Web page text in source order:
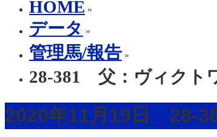
HOME »
データ »
管理馬/報告 »
28-381 父：ヴィクト
2020年11月19日 28-